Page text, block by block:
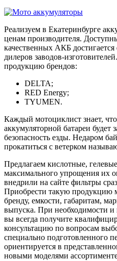
Реализуем в Екатеринбурге
ценам производителя.
качественных АКБ
дилеров заводов-
продукцию брендов:
DELTA;
RED Energy;
TYUMEN.
Каждый мотоциклист знает,
аккумуляторной батареи будет
безопасность езды. Недаром
прокатиться с ветерком
Предлагаем кислотные,
максимального упрощения их
внедрили на сайте фильтры
Приобрести такую продукцию
бренду, емкости, габаритам,
выпуска. При необходимости
вы всегда получите
консультацию по вопросам
специально подготовленного
ориентируется в
новыми моделями